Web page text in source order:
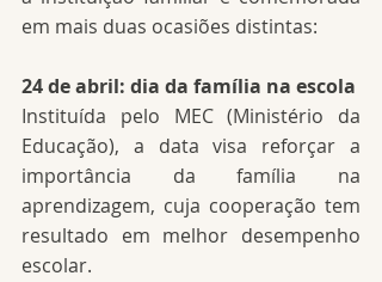
em mais duas ocasiões distintas:
24 de abril: dia da família na escola
Instituída pelo MEC (Ministério da
Educação), a data visa reforçar a
importância da família na
aprendizagem, cuja cooperação tem
resultado em melhor desempenho
escolar.